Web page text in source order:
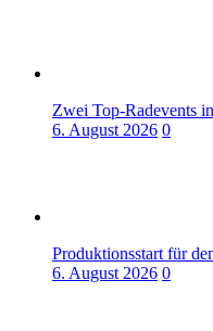
Zwei Top-Radevents
6. August 2026 0
Produktionsstart für
6. August 2026 0